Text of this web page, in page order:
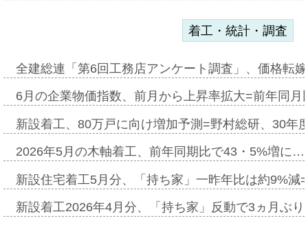
着工・統計・調査
全建総連「第6回工務店アンケート調査」、価格転
6月の企業物価指数、前月から上昇率拡大=前年同
新設着工、80万戸に向け増加予測=野村総研、30年
2026年5月の木軸着工、前年同期比で43・5%増に…
新設住宅着工5月分、「持ち家」一昨年比は約9%
新設着工2026年4月分、「持ち家」反動で3ヵ月ぶ